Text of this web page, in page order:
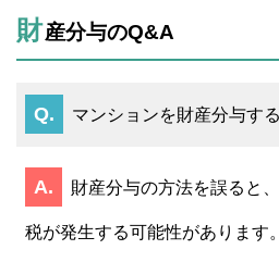
財産分与のQ&A
マンションを財産分与す
財産分与の方法を誤ると
税が発生する可能性があります。